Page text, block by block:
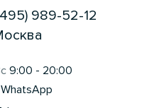
989-52-12
9:00 - 20:00
WhatsApp